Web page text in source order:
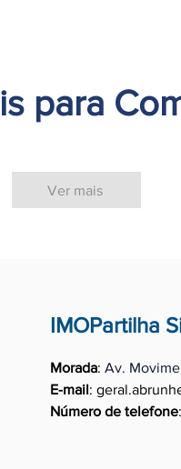
para
Ver mais
IMOPartilha
Morada: Av.
E-mail:
Número de telefone: